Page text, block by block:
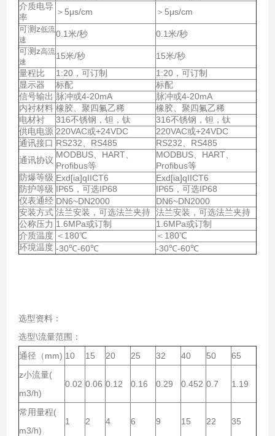
介质电导
率
＞5μs/cm
＞5μs/cm
可测z低流
速
0.1米/秒
0.1米/秒
可测z高流
速
15米/秒
15米/秒
量程比
1:20，可订制
1:20，可订制
显示器
标配
标配
信号输出 脉冲或4-20mA
脉冲或4-20mA
内衬材料 橡胶、聚四氟乙稀
橡胶、聚四氟乙稀
电材衬
316不锈钢，钽，钛
316不锈钢，钽，钛
供电电源 220VAC或+24VDC
220VAC或+24VDC
通讯接口 RS232、RS485
RS232、RS485
通讯协议
MODBUS、HART、
Profibus等
MODBUS、HART、
Profibus等
防爆等级 Exd[ia]qIICT6
Exd[ia]qIICT6
防护等级 IP65，可选IP68
IP65，可选IP68
仪表通经 DN6~DN2000
DN6~DN2000
安装方式 法兰安装，可选法兰夹持 法兰安装，可选法兰夹持
公称压力 1.6MPa或订制
1.6MPa或订制
介质温度 ＜180℃
＜180℃
环境温度 -30℃-60℃ -30℃-60℃
选型资料：
选型\流量范围：
通径（mm) 10 15 20 25 32 40 50
65
z小流量(
m3/h)
0.02 0.06 0.12 0.16 0.29 0.452 0.7 1.19
常用量程(
m3/h)
1 2 4 6 9 15 22 35